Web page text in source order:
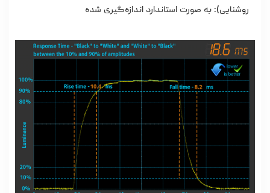
روشنایی): به صورت استاندارد اندازه‌گیری شده